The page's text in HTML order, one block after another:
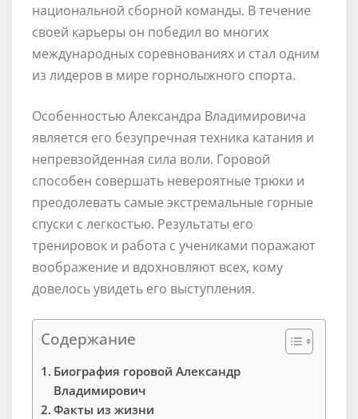
национальной сборной команды. В течение
своей карьеры он победил во многих
международных соревнованиях и стал одним
из лидеров в мире горнолыжного спорта.
Особенностью Александра Владимировича
является его безупречная техника катания и
непревзойденная сила воли. Горовой
способен совершать невероятные трюки и
преодолевать самые экстремальные горные
спуски с легкостью. Результаты его
тренировок и работа с учениками поражают
воображение и вдохновляют всех, кому
довелось увидеть его выступления.
Содержание
Биография горовой Александр
Владимирович
Факты из жизни